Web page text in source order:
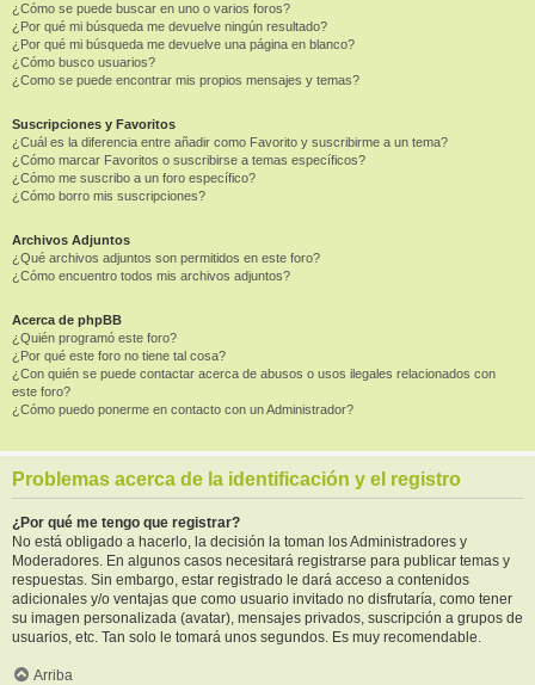
¿Cómo se puede buscar en uno o varios foros?
¿Por qué mi búsqueda me devuelve ningún resultado?
¿Por qué mi búsqueda me devuelve una página en blanco?
¿Cómo busco usuarios?
¿Como se puede encontrar mis propios mensajes y temas?
Suscripciones y Favoritos
¿Cuál es la diferencia entre añadir como Favorito y suscribirme a un tema?
¿Cómo marcar Favoritos o suscribirse a temas específicos?
¿Cómo me suscribo a un foro específico?
¿Cómo borro mis suscripciones?
Archivos Adjuntos
¿Qué archivos adjuntos son permitidos en este foro?
¿Cómo encuentro todos mis archivos adjuntos?
Acerca de phpBB
¿Quién programó este foro?
¿Por qué este foro no tiene tal cosa?
¿Con quién se puede contactar acerca de abusos o usos ilegales relacionados con
este foro?
¿Cómo puedo ponerme en contacto con un Administrador?
Problemas acerca de la identificación y el registro
¿Por qué me tengo que registrar?
No está obligado a hacerlo, la decisión la toman los Administradores y
Moderadores. En algunos casos necesitará registrarse para publicar temas y
respuestas. Sin embargo, estar registrado le dará acceso a contenidos
adicionales y/o ventajas que como usuario invitado no disfrutaría, como tener
su imagen personalizada (avatar), mensajes privados, suscripción a grupos de
usuarios, etc. Tan solo le tomará unos segundos. Es muy recomendable.
Arriba